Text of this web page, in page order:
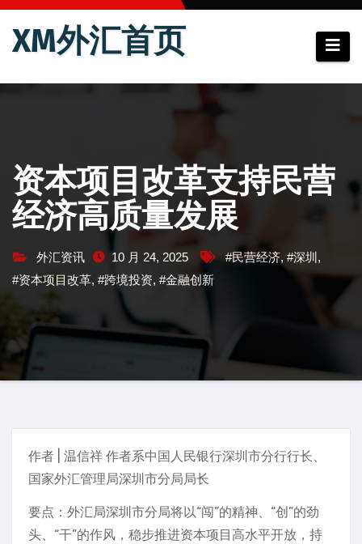
跳
XM外汇首页
资本项目改革支持民营
经济高质量发展
外汇资讯 10 月 24, 2025 #民营经济, #深圳 ,
#资本项目改革, #跨境投资, #金融创新
作者 | 温信祥 作者系中国人民银行深圳市分行行长、
国家外汇管理局深圳市分局局长
要点：外汇局深圳市分局将以“闯”的精神、“创”的劲
头、“干”的作风，稳步推进资本项目高水平开放，持